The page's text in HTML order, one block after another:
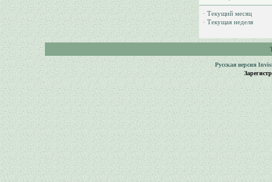
· Текущий месяц
· Текущая неделя
Русская версия